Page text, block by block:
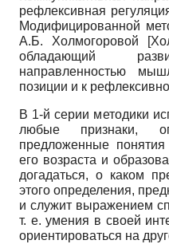
рефлексивная
Модифицированной
А.Б. Холмогоровой
[
обладающий
направленностью
позиции и к
В 1-й серии методики
любые признаки,
предложенные
его возраста и
догадаться, о каком
этого определения,
и служит выражением
т. е. умения в своей
ориентироваться на